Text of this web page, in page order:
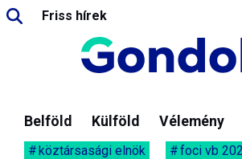
Friss hírek
Belföld Külföld Vélemény
köztársasági elnök foci vb